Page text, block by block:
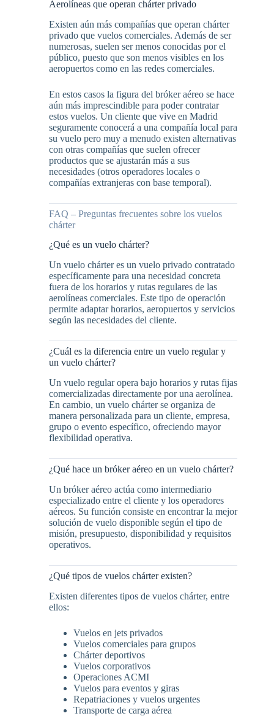
Aerolíneas que operan chárter privado
Existen aún más compañías que operan chárter
privado que vuelos comerciales. Además de ser
numerosas, suelen ser menos conocidas por el
público, puesto que son menos visibles en los
aeropuertos como en las redes comerciales.
En estos casos la figura del bróker aéreo se hace
aún más imprescindible para poder contratar
estos vuelos. Un cliente que vive en Madrid
seguramente conocerá a una compañía local para
su vuelo pero muy a menudo existen alternativas
con otras compañías que suelen ofrecer
productos que se ajustarán más a sus
necesidades (otros operadores locales o
compañías extranjeras con base temporal).
FAQ – Preguntas frecuentes sobre los vuelos
chárter
¿Qué es un vuelo chárter?
Un vuelo chárter es un vuelo privado contratado
específicamente para una necesidad concreta
fuera de los horarios y rutas regulares de las
aerolíneas comerciales. Este tipo de operación
permite adaptar horarios, aeropuertos y servicios
según las necesidades del cliente.
¿Cuál es la diferencia entre un vuelo regular y
un vuelo chárter?
Un vuelo regular opera bajo horarios y rutas fijas
comercializadas directamente por una aerolínea.
En cambio, un vuelo chárter se organiza de
manera personalizada para un cliente, empresa,
grupo o evento específico, ofreciendo mayor
flexibilidad operativa.
¿Qué hace un bróker aéreo en un vuelo chárter?
Un bróker aéreo actúa como intermediario
especializado entre el cliente y los operadores
aéreos. Su función consiste en encontrar la mejor
solución de vuelo disponible según el tipo de
misión, presupuesto, disponibilidad y requisitos
operativos.
¿Qué tipos de vuelos chárter existen?
Existen diferentes tipos de vuelos chárter, entre
ellos:
Vuelos en jets privados
Vuelos comerciales para grupos
Chárter deportivos
Vuelos corporativos
Operaciones ACMI
Vuelos para eventos y giras
Repatriaciones y vuelos urgentes
Transporte de carga aérea